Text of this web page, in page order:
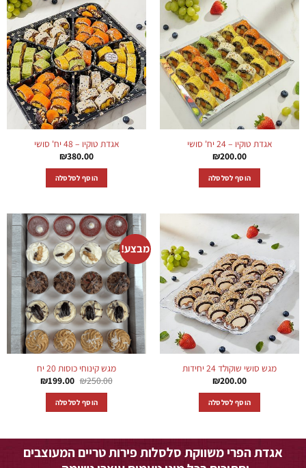
אגדת טוקיו – 24 יח' סושי
₪200.00
הוסף לסלסלה
אגדת טוקיו – 48 יח' סושי
₪380.00
הוסף לסלסלה
מגש סושי שוקולד 24 יחידות
₪200.00
הוסף לסלסלה
מבצע!
מגש קינוחי כוסות 20 יח
₪250.00 המחיר
המקורי
היה:
₪250.00.
₪199.00 המחיר
הוסף לסלסלה
אגדת הפרי משווקת סלסלות פירות טריים המעוצבים